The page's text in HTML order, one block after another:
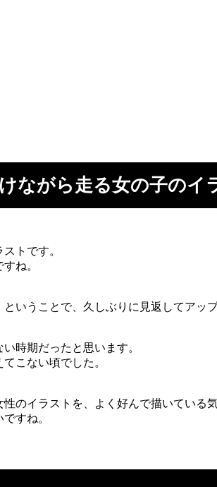
ながら走る女の子のイ
トです。
ね。
いうことで、久しぶりに見返してアップ
時期だったと思います。
こない頃でした。
のイラストを、よく好んで描いている気
すね。